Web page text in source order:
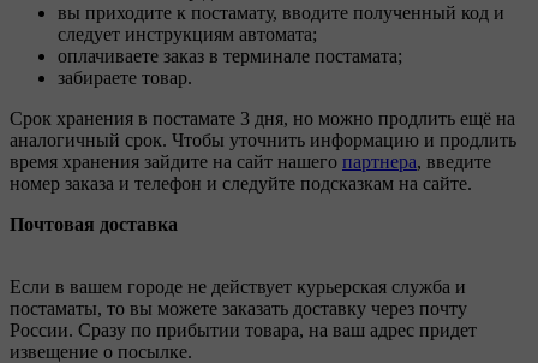
вы приходите к постамату, вводите полученный код и
следует инструкциям автомата;
оплачиваете заказ в терминале постамата;
забираете товар.
Срок хранения в постамате 3 дня, но можно продлить ещё на
аналогичный срок. Чтобы уточнить информацию и продлить
время хранения зайдите на сайт нашего партнера, введите
номер заказа и телефон и следуйте подсказкам на сайте.
Почтовая доставка
Если в вашем городе не действует курьерская служба и
постаматы, то вы можете заказать доставку через почту
России. Сразу по прибытии товара, на ваш адрес придет
извещение о посылке.